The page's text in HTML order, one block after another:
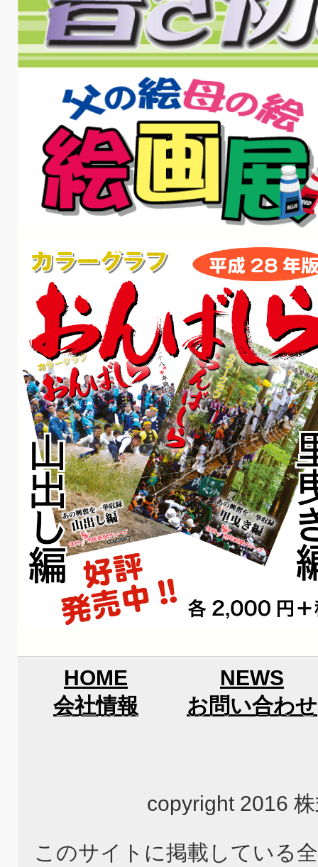
HOME
NEWS
会社情報
お問い合わせ
copyright 2016
このサイトに掲載している